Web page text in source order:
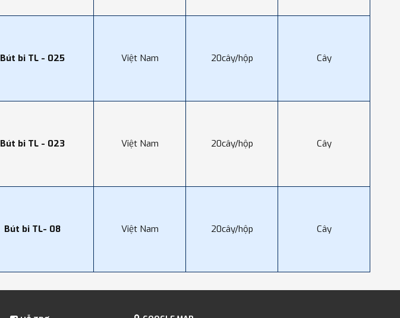
Bút bi TL - 025 Việt Nam 20cây/hộp Cây
Bút bi TL - 023 Việt Nam 20cây/hộp Cây
Bút bi TL- 08 Việt Nam 20cây/hộp Cây